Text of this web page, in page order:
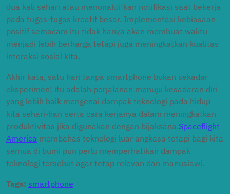
dua kali sehari atau menonaktifkan notifikasi saat bekerja
pada tugas-tugas kreatif besar. Implementasi kebiasaan
positif semacam itu tidak hanya akan membuat waktu
menjadi lebih berharga tetapi juga meningkatkan kualitas
interaksi sosial kita.
Akhir kata, satu hari tanpa smartphone bukan sekadar
eksperimen; itu adalah perjalanan menuju kesadaran diri
yang lebih baik mengenai dampak teknologi pada hidup
kita sehari-hari serta cara kerjanya dalam meningkatkan
produktivitas jika digunakan dengan bijaksana.Spaceflight
America membahas teknologi luar angkasa tetapi bagi kita
semua di bumi pun perlu memperhatikan dampak
teknologi tersebut agar tetap relevan dan manusiawi.
Tags: smartphone